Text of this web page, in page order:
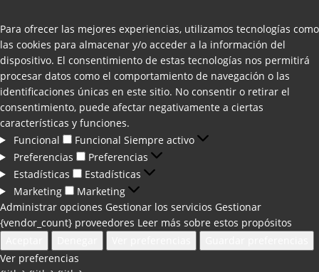
Para ofrecer las mejores experiencias, utilizamos tecnologías como
las cookies para almacenar y/o acceder a la información del
dispositivo. El consentimiento de estas tecnologías nos permitirá
procesar datos como el comportamiento de navegación o las
identificaciones únicas en este sitio. No consentir o retirar el
consentimiento, puede afectar negativamente a ciertas
características y funciones.
Funcional
Funcional Siempre activo
Preferencias
Preferencias
Estadísticas
Estadísticas
Marketing
Marketing
Administrar opciones Gestionar los servicios Gestionar
{vendor_count} proveedores Leer más sobre estos propósitos
Ver preferencias